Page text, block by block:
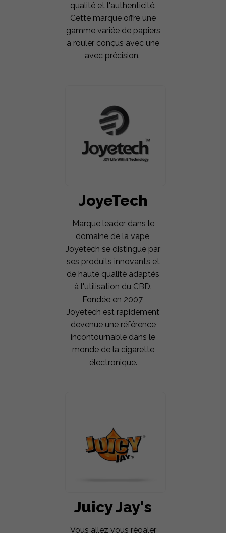
qualité et l'authenticité.
Cette marque offre une
gamme variée de papiers
à rouler conçus avec une
avec précision.
JoyeTech
Marque leader dans le
domaine de la vape,
Joyetech se distingue par
ses produits innovants et
de haute qualité adaptés
à l'utilisation du CBD.
Fondée en 2007,
Joyetech est rapidement
devenue une référence
incontournable dans le
monde de la cigarette
électronique.
Juicy Jay's
Vous allez vous régaler